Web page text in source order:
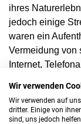
ihres
jedoch einige
waren ein
Vermeidung von
Internet,
Speichelprobe
Wir verwenden
Wir verwenden auf
dritter. Einige von
sind, uns jedoch